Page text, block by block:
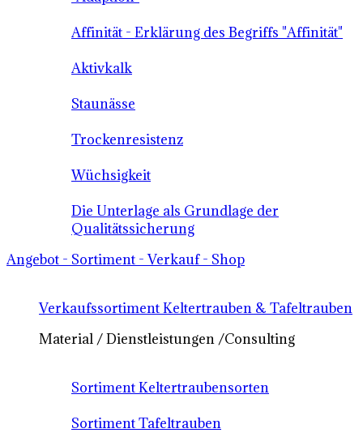
Affinität - Erklärung des Begriffs "Affinität"
Aktivkalk
Staunässe
Trockenresistenz
Wüchsigkeit
Die Unterlage als Grundlage der
Qualitätssicherung
Angebot - Sortiment - Verkauf - Shop
Verkaufssortiment Keltertrauben & Tafeltrauben
Material / Dienstleistungen /Consulting
Sortiment Keltertraubensorten
Sortiment Tafeltrauben